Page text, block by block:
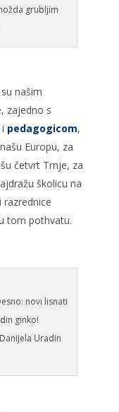
grubljim
našim
zajedno s
i pedagogicom,
Europu, za
četvrt Trnje, za
školicu na
razrednice
tom pothvatu.
novi lisnati
ginko!
Uradin